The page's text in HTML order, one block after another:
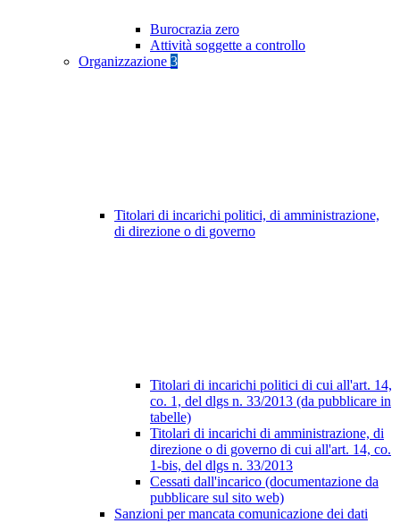
Burocrazia zero
Attività soggette a controllo
Organizzazione 3
Titolari di incarichi politici, di amministrazione,
di direzione o di governo
Titolari di incarichi politici di cui all'art. 14,
co. 1, del dlgs n. 33/2013 (da pubblicare in
tabelle)
Titolari di incarichi di amministrazione, di
direzione o di governo di cui all'art. 14, co.
1-bis, del dlgs n. 33/2013
Cessati dall'incarico (documentazione da
pubblicare sul sito web)
Sanzioni per mancata comunicazione dei dati